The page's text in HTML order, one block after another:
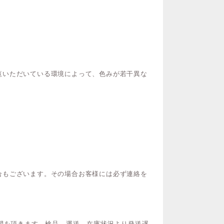
ただいている環境によって、色みが若干異な
ございます。その場合お客様には必ず連絡を